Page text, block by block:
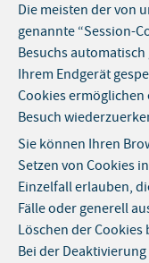
Die meisten der von
genannte “Session-
Besuchs
Ihrem Endgerät
Cookies ermöglichen
Besuch
Sie können Ihren
Setzen von Cookies
Einzelfall erlauben,
Fälle oder generell
Löschen der
Bei der